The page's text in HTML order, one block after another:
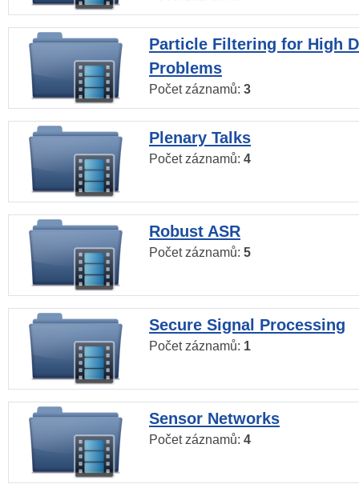
Particle Filtering for High
Problems
Počet záznamů: 3
Plenary Talks
Počet záznamů: 4
Robust ASR
Počet záznamů: 5
Secure Signal Processing
Počet záznamů: 1
Sensor Networks
Počet záznamů: 4